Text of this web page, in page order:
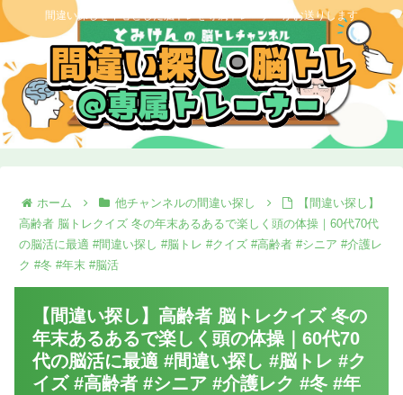
間違い探しを中心とした脳トレを専属トレーナーがお送りします
ホーム 他チャンネルの間違い探し
【間違い探し】
高齢者 脳トレクイズ 冬の年末あるあるで楽しく頭の体操｜60代70代
の脳活に最適 #間違い探し #脳トレ #クイズ #高齢者 #シニア #介護レ
ク #冬 #年末 #脳活
【間違い探し】高齢者 脳トレクイズ 冬の
年末あるあるで楽しく頭の体操｜60代70
代の脳活に最適 #間違い探し #脳トレ #ク
イズ #高齢者 #シニア #介護レク #冬 #年